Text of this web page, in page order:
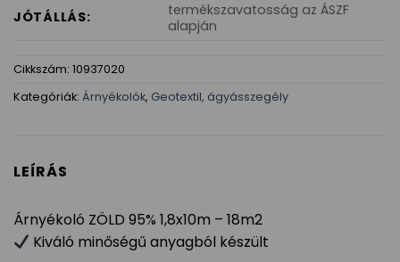
JÓTÁLLÁS:
termékszavatosság az ÁSZF
alapján
Cikkszám: 10937020
Kategóriák: Árnyékolók, Geotextil, ágyásszegély
LEÍRÁS
Árnyékoló ZÖLD 95% 1,8x10m – 18m2
Kiváló minőségű anyagból készült